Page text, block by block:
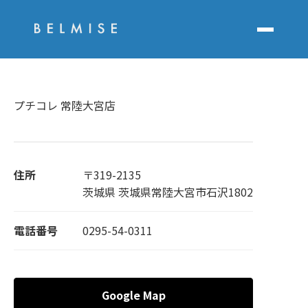
プチコレ 常陸大宮店
住所
〒319-2135
茨城県 茨城県常陸大宮市石沢1802
電話番号 0295-54-0311
Google Map